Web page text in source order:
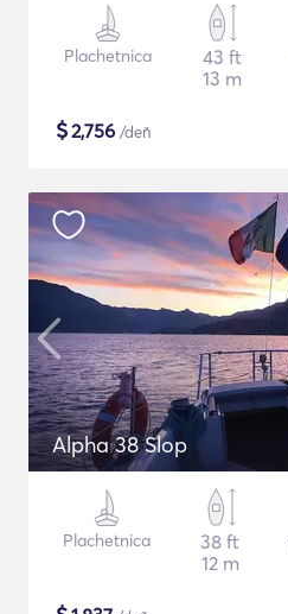
Plachetnica
43 ft
13 m
$2,756 /deň
Alpha 38 Slop
Plachetnica
38 ft
12 m